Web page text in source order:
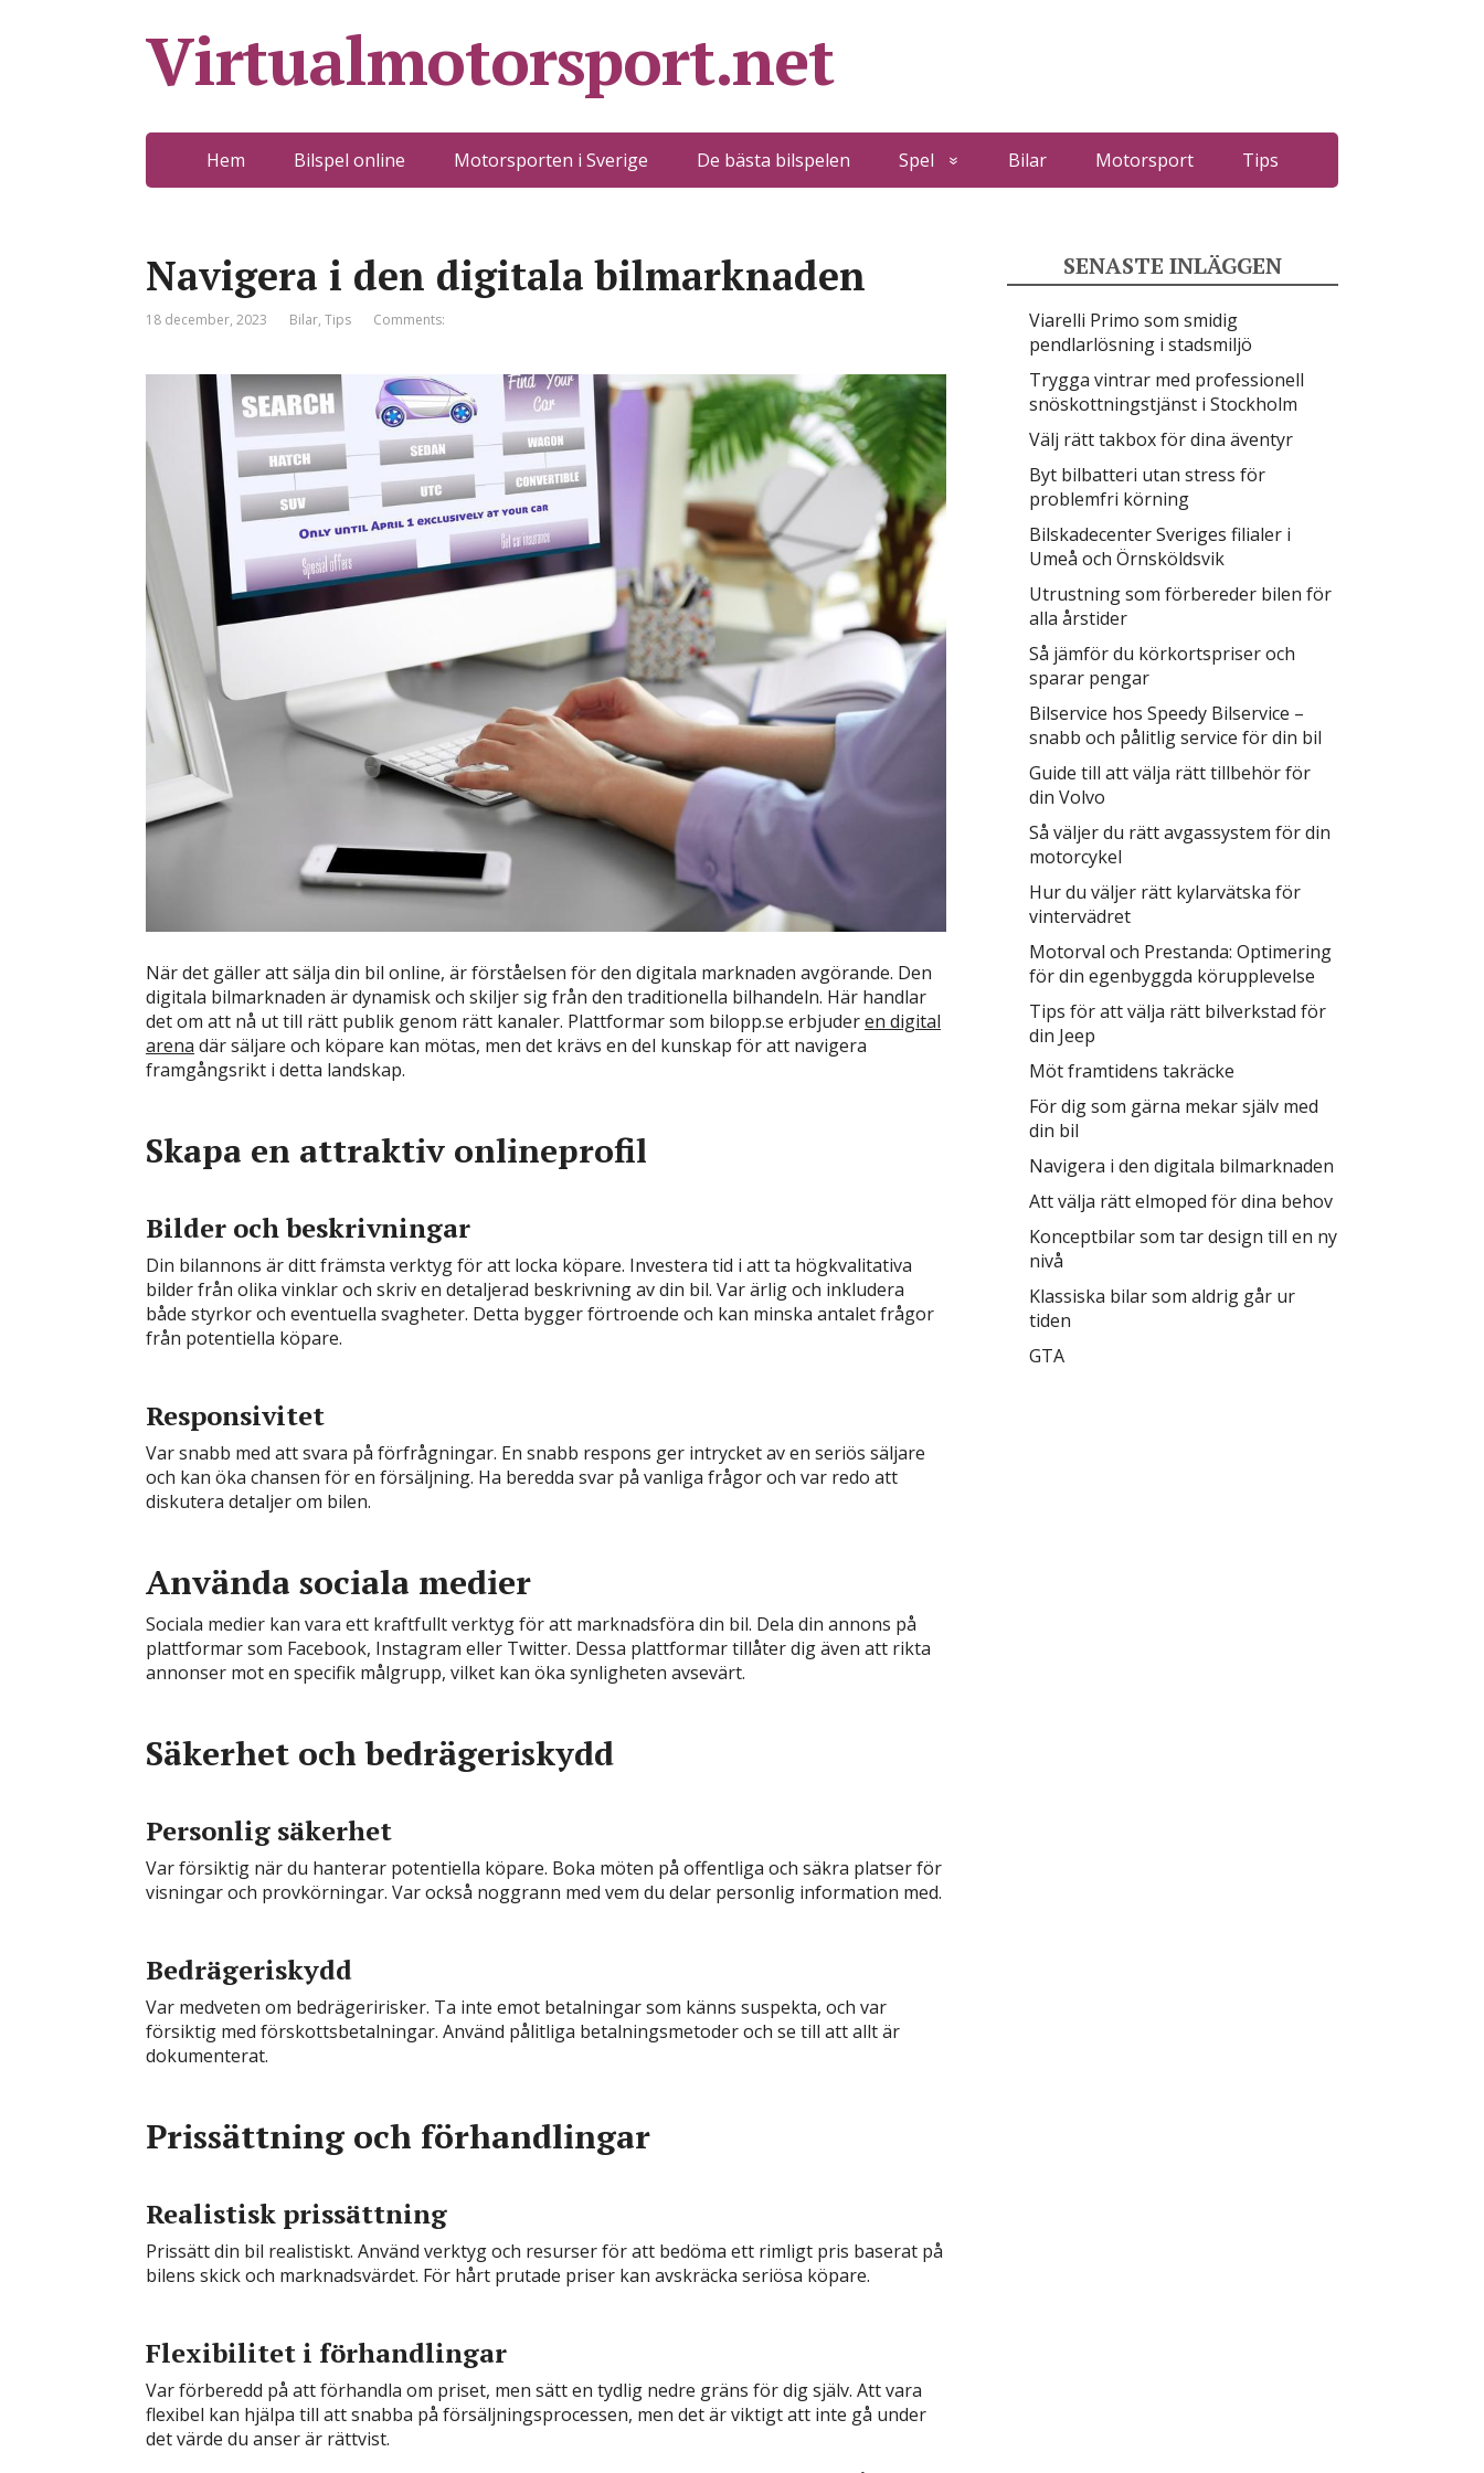
Virtualmotorsport.net
Hem Bilspel online Motorsporten i Sverige De bästa bilspelen Spel Bilar Motorsport Tips
Navigera i den digitala bilmarknaden
18 december, 2023 Bilar, Tips Comments:
När det gäller att sälja din bil online, är förståelsen för den digitala marknaden avgörande. Den
digitala bilmarknaden är dynamisk och skiljer sig från den traditionella bilhandeln. Här handlar
det om att nå ut till rätt publik genom rätt kanaler. Plattformar som bilopp.se erbjuderen digital
arena där säljare och köpare kan mötas, men det krävs en del kunskap för att navigera
framgångsrikt i detta landskap.
Skapa en attraktiv onlineprofil
Bilder och beskrivningar
Din bilannons är ditt främsta verktyg för att locka köpare. Investera tid i att ta högkvalitativa
bilder från olika vinklar och skriv en detaljerad beskrivning av din bil. Var ärlig och inkludera
både styrkor och eventuella svagheter. Detta bygger förtroende och kan minska antalet frågor
från potentiella köpare.
Responsivitet
Var snabb med att svara på förfrågningar. En snabb respons ger intrycket av en seriös säljare
och kan öka chansen för en försäljning. Ha beredda svar på vanliga frågor och var redo att
diskutera detaljer om bilen.
Använda sociala medier
Sociala medier kan vara ett kraftfullt verktyg för att marknadsföra din bil. Dela din annons på
plattformar som Facebook, Instagram eller Twitter. Dessa plattformar tillåter dig även att rikta
annonser mot en specifik målgrupp, vilket kan öka synligheten avsevärt.
Säkerhet och bedrägeriskydd
Personlig säkerhet
Var försiktig när du hanterar potentiella köpare. Boka möten på offentliga och säkra platser för
visningar och provkörningar. Var också noggrann med vem du delar personlig information med.
Bedrägeriskydd
Var medveten om bedrägeririsker. Ta inte emot betalningar som känns suspekta, och var
försiktig med förskottsbetalningar. Använd pålitliga betalningsmetoder och se till att allt är
dokumenterat.
Prissättning och förhandlingar
Realistisk prissättning
Prissätt din bil realistiskt. Använd verktyg och resurser för att bedöma ett rimligt pris baserat på
bilens skick och marknadsvärdet. För hårt prutade priser kan avskräcka seriösa köpare.
Flexibilitet i förhandlingar
Var förberedd på att förhandla om priset, men sätt en tydlig nedre gräns för dig själv. Att vara
flexibel kan hjälpa till att snabba på försäljningsprocessen, men det är viktigt att inte gå under
det värde du anser är rättvist.
SENASTE INLÄGGEN
Viarelli Primo som smidig
pendlarlösning i stadsmiljö
Trygga vintrar med professionell
snöskottningstjänst i Stockholm
Välj rätt takbox för dina äventyr
Byt bilbatteri utan stress för
problemfri körning
Bilskadecenter Sveriges filialer i
Umeå och Örnsköldsvik
Utrustning som förbereder bilen för
alla årstider
Så jämför du körkortspriser och
sparar pengar
Bilservice hos Speedy Bilservice –
snabb och pålitlig service för din bil
Guide till att välja rätt tillbehör för
din Volvo
Så väljer du rätt avgassystem för din
motorcykel
Hur du väljer rätt kylarvätska för
vintervädret
Motorval och Prestanda: Optimering
för din egenbyggda körupplevelse
Tips för att välja rätt bilverkstad för
din Jeep
Möt framtidens takräcke
För dig som gärna mekar själv med
din bil
Navigera i den digitala bilmarknaden
Att välja rätt elmoped för dina behov
Konceptbilar som tar design till en ny
nivå
Klassiska bilar som aldrig går ur
tiden
GTA